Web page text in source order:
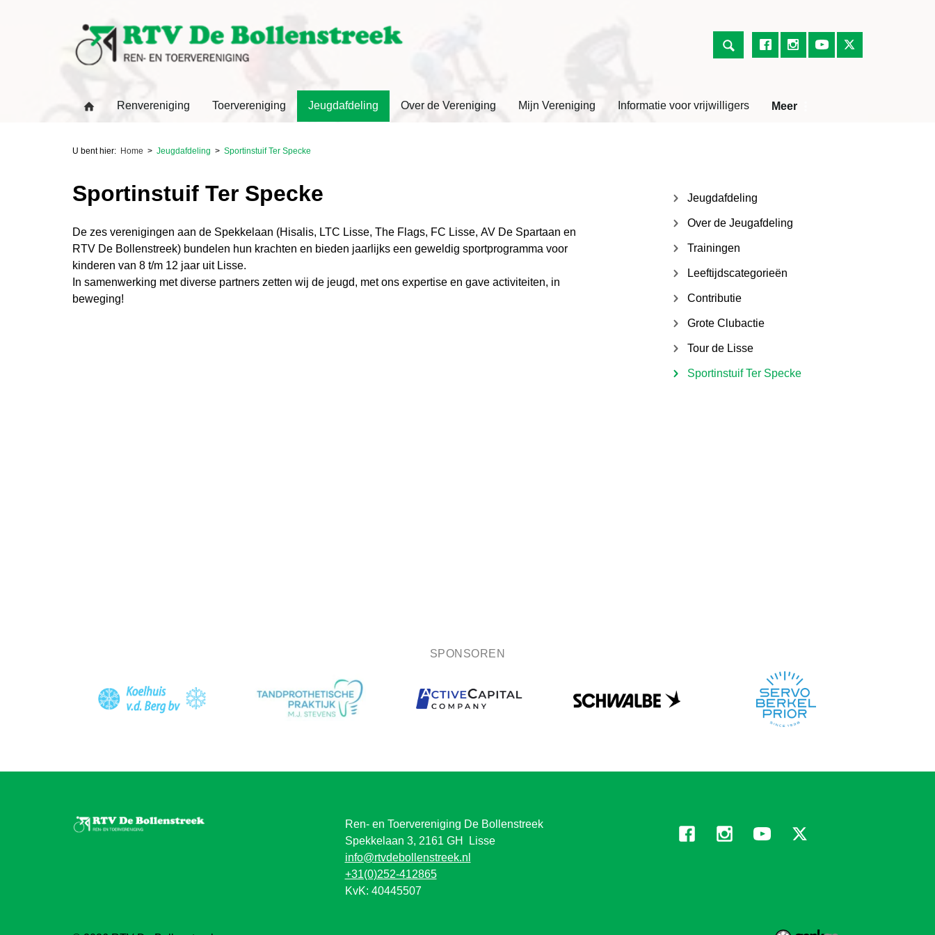
Renvereniging Toervereniging Jeugdafdeling Over de Vereniging Mijn Vereniging Informatie voor vrijwilligers Meer
U bent hier: Home Jeugdafdeling Sportinstuif Ter Specke
Sportinstuif Ter Specke
De zes verenigingen aan de Spekkelaan (Hisalis, LTC Lisse, The Flags, FC Lisse, AV De Spartaan en
RTV De Bollenstreek) bundelen hun krachten en bieden jaarlijks een geweldig sportprogramma voor
kinderen van 8 t/m 12 jaar uit Lisse.
In samenwerking met diverse partners zetten wij de jeugd, met ons expertise en gave activiteiten, in
beweging!
Jeugdafdeling
Over de Jeugafdeling
Trainingen
Leeftijdscategorieën
Contributie
Grote Clubactie
Tour de Lisse
Sportinstuif Ter Specke
SPONSOREN
Ren- en Toervereniging De Bollenstreek
Spekkelaan 3, 2161 GH Lisse
info@rtvdebollenstreek.nl
+31(0)252-412865
KvK: 40445507